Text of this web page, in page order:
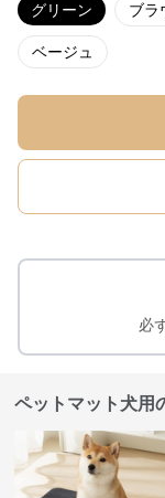
グリーン ブラ
ベージュ
必
ペットマット犬用